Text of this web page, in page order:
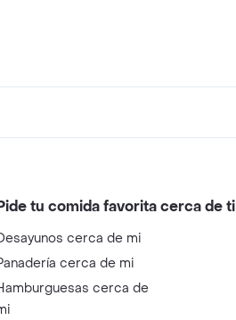
tu comida favorita cerca de ti
cerca de mi
cerca de mi
cerca de